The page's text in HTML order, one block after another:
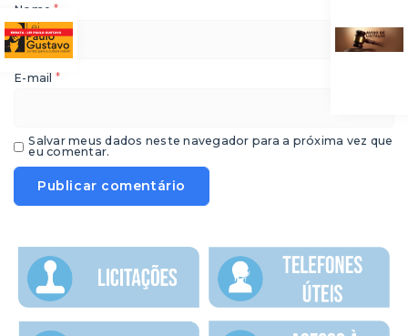
Nome*
E-mail *
Salvar meus dados neste navegador para a próxima vez que
eu comentar.